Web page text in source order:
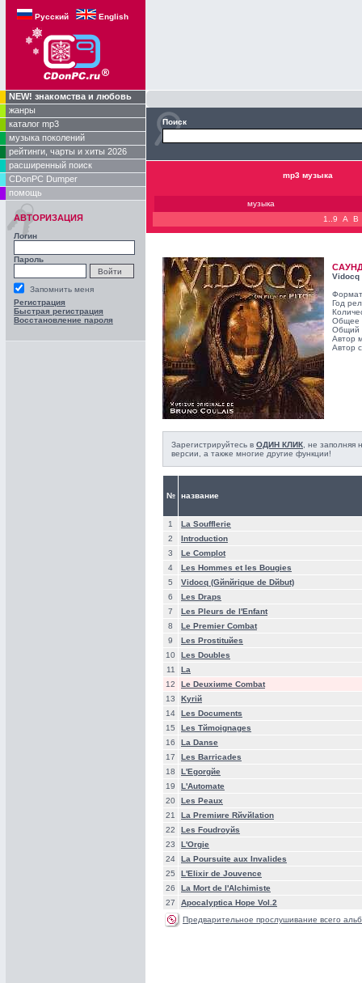
Русский English
NEW! знакомства и любовь
жанры
каталог mp3
музыка поколений
рейтинги, чарты и хиты 2026
расширенный поиск
CDonPC Dumper
помощь
АВТОРИЗАЦИЯ
Логин
Пароль
Запомнить меня
Регистрация
Быстрая регистрация
Восстановление пароля
Поиск
mp3 музыка
музыка
1..9
A B
Vidocq
Год
Общее
Общий
Автор
Автор
Зарегистрируйтесь в ОДИН КЛИК , не
версии, а также многие другие функции!
№ название
1
La Soufflerie
2
Introduction
3
Le Complot
4
Les Hommes et les Bougies
5
Vidocq (Gйnйrique de Dйbut)
6
Les Draps
7
Les Pleurs de l'Enfant
8
Le Premier Combat
9
Les Prostituйes
10
Les Doubles
11
La
12
Le Deuxiиme Combat
13
Kyriй
14
Les Documents
15
Les Tйmoignages
16
La Danse
17
Les Barricades
18
L'Egorgйe
19
L'Automate
20
Les Peaux
21
La Premiиre Rйvйlation
22
Les Foudroyйs
23
L'Orgie
24
La Poursuite aux Invalides
25
L'Elixir de Jouvence
26
La Mort de l'Alchimiste
27
Apocalyptica Hope Vol.2
Предварительное прослушивание всего